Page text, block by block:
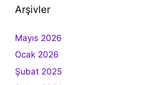
Arşivler
Mayıs 2026
Ocak 2026
Şubat 2025